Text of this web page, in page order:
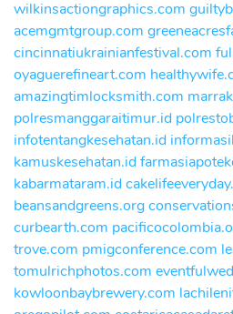
wilkinsactiongraphics.com
acemgmtgroup.com
cincinnatiukrainianfestival.com
oyaguerefineart.com
amazingtimlocksmith.com
polresmanggaraitimur.id
infotentangkesehatan.id
kamuskesehatan.id
kabarmataram.id
beansandgreens.org
curbearth.com
trove.com pmigconference.com
tomulrichphotos.com
kowloonbaybrewery.com